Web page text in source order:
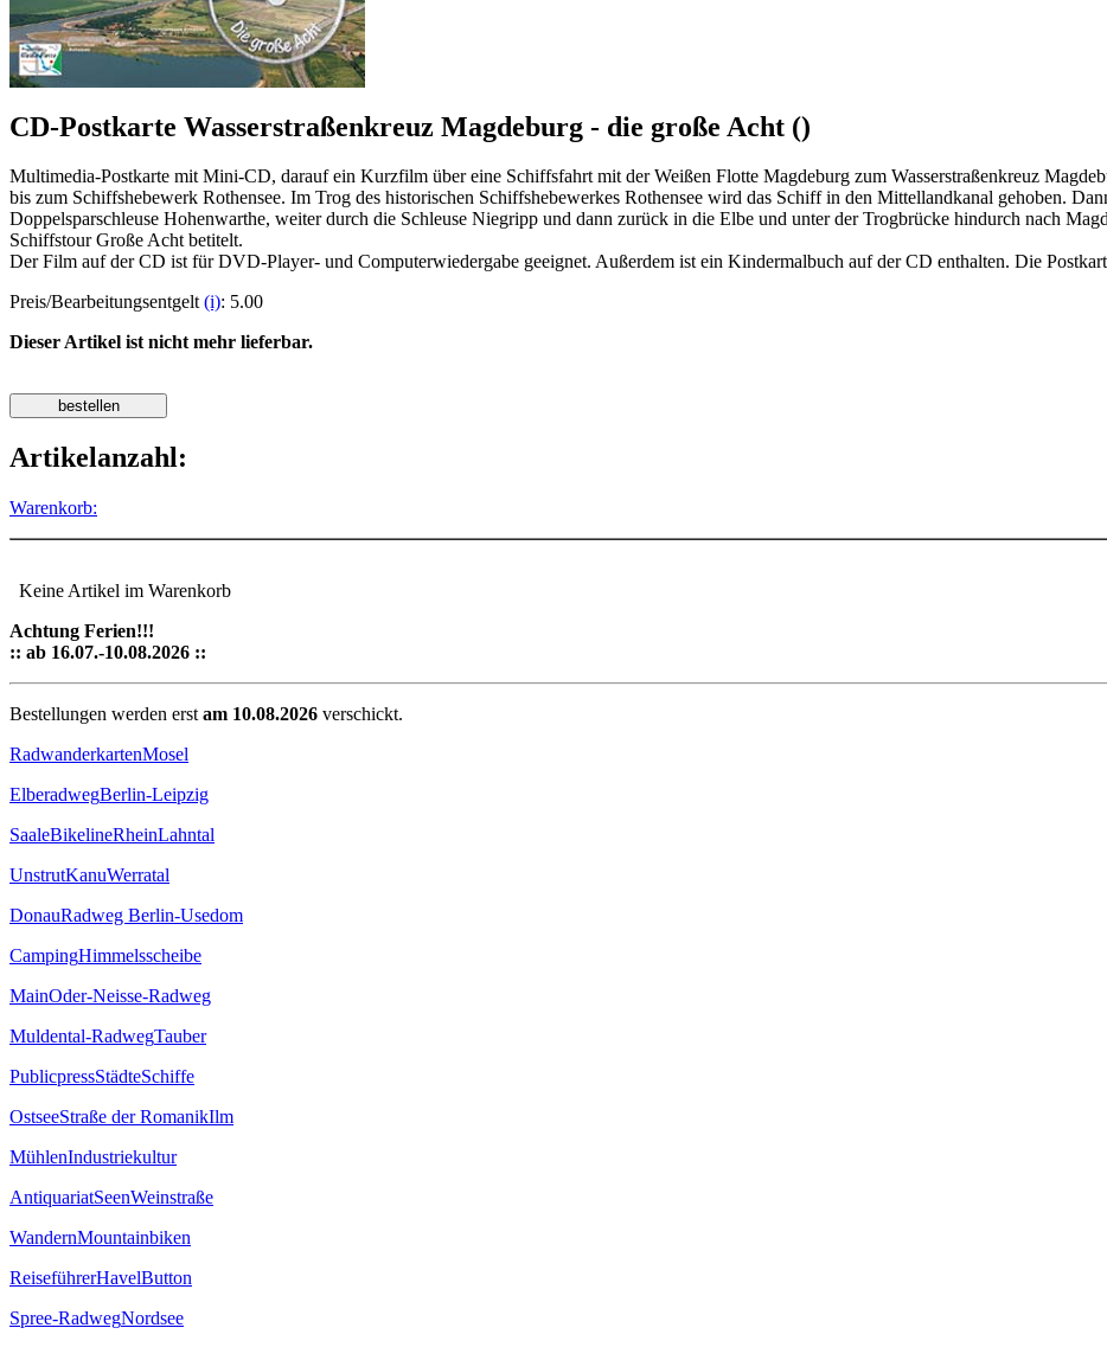
CD-Postkarte Wasserstraßenkreuz Magdeburg - die große Acht ()
Multimedia-Postkarte mit Mini-CD, darauf ein Kurzfilm über eine Schiffsfahrt mit der Weißen Flotte Magdeburg zum Wasserstraßenkreuz
bis zum Schiffshebewerk Rothensee. Im Trog des historischen Schiffshebewerkes Rothensee wird das Schiff in den Mittellandkanal gehoben.
Doppelsparschleuse Hohenwarthe, weiter durch die Schleuse Niegripp und dann zurück in die Elbe und unter der Trogbrücke hindurch nach
Schiffstour Große Acht betitelt.
Der Film auf der CD ist für DVD-Player- und Computerwiedergabe geeignet. Außerdem ist ein Kindermalbuch auf der CD enthalten. Die
Preis/Bearbeitungsentgelt(i): 5.00
Dieser Artikel ist nicht mehr lieferbar.
Artikelanzahl:
Warenkorb:
Keine Artikel im Warenkorb
Achtung Ferien!!!
:: ab 16.07.-10.08.2026 ::
Bestellungen werden erst am 10.08.2026 verschickt.
RadwanderkartenMosel
ElberadwegBerlin-Leipzig
SaaleBikelineRheinLahntal
UnstrutKanuWerratal
DonauRadweg Berlin-Usedom
CampingHimmelsscheibe
MainOder-Neisse-Radweg
Muldental-RadwegTauber
PublicpressStädteSchiffe
OstseeStraße der RomanikIlm
MühlenIndustriekultur
AntiquariatSeenWeinstraße
WandernMountainbiken
ReiseführerHavelButton
Spree-RadwegNordsee